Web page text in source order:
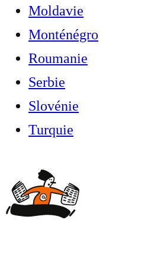
Moldavie
Monténégro
Roumanie
Serbie
Slovénie
Turquie